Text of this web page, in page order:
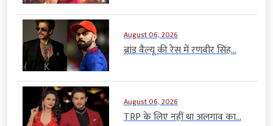
August 06, 2026
ब्रांड वैल्यू की रेस में रणवीर सिंह...
August 06, 2026
TRP के लिए नहीं था अलगाव का...